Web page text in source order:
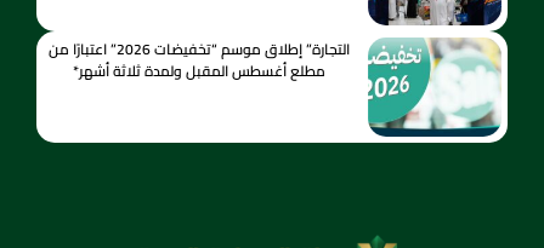
التجارة” إطلاق موسم “تخفيضات 2026” اعتبارًا من
مطلع أغسطس المقبل ولمدة ثلاثة أشهر*